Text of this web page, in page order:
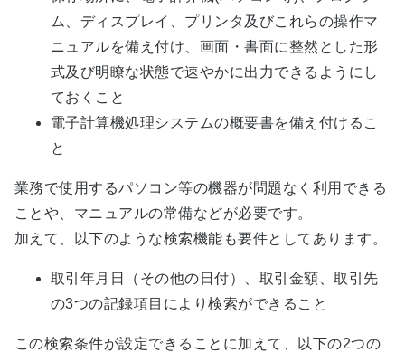
ム、ディスプレイ、プリンタ及びこれらの操作マ
ニュアルを備え付け、画面・書面に整然とした形
式及び明瞭な状態で速やかに出力できるようにし
ておくこと
電子計算機処理システムの概要書を備え付けるこ
と
業務で使用するパソコン等の機器が問題なく利用できる
ことや、マニュアルの常備などが必要です。
加えて、以下のような検索機能も要件としてあります。
取引年月日（その他の日付）、取引金額、取引先
の3つの記録項目により検索ができること
この検索条件が設定できることに加えて、以下の2つの